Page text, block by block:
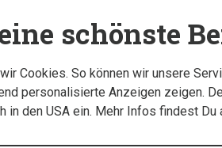
schönste
Cookies. So können wir unsere
personalisierte Anzeigen zeigen.
in den USA ein. Mehr Infos findest Du